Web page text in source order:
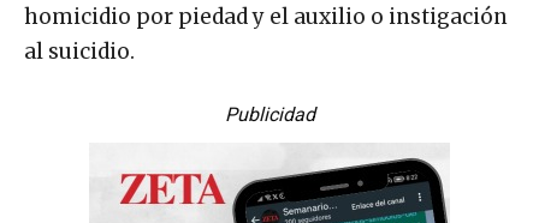
homicidio por piedad y el auxilio o instigación
al suicidio.
Publicidad